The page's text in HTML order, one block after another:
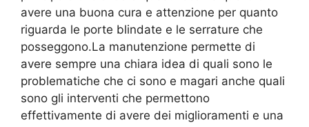
avere una buona cura e attenzione per quanto
riguarda le porte blindate e le serrature che
posseggono.La manutenzione permette di
avere sempre una chiara idea di quali sono le
problematiche che ci sono e magari anche quali
sono gli interventi che permettono
effettivamente di avere dei miglioramenti e una